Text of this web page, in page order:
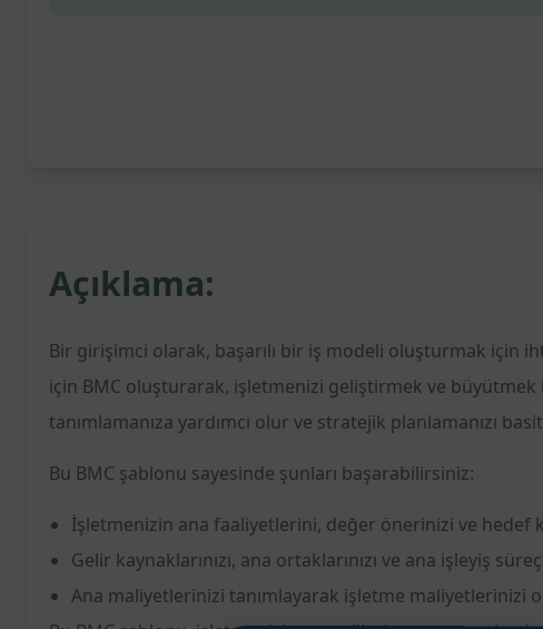
Açıklama:
Bir girişimci olarak, başarılı bir iş modeli oluşturmak için
için BMC oluşturarak, işletmenizi geliştirmek ve
tanımlamanıza yardımcı olur ve stratejik planlamanızı
Bu BMC şablonu sayesinde şunları başarabilirsiniz:
İşletmenizin ana faaliyetlerini, değer önerinizi ve
Gelir kaynaklarınızı, ana ortaklarınızı ve ana işleyiş
Ana maliyetlerinizi tanımlayarak işletme maliyetlerinizi